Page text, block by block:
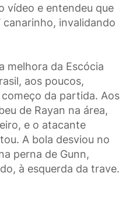
vídeo e entendeu que
invalidando
melhora da Escócia
aos poucos,
da partida. Aos
de Rayan na área,
e o atacante
A bola desviou no
perna de Gunn,
à esquerda da trave.